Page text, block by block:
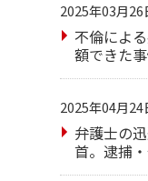
2025年03月26
不倫によ
額できた
2025年04月24
弁護士の
首。逮捕